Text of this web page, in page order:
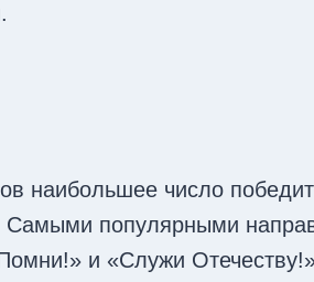
наибольшее число
Самыми популярными
и «Служи